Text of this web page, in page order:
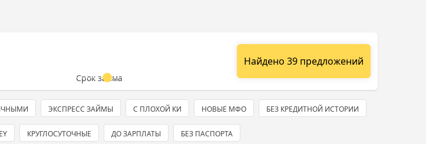
Срок займа
Найдено 39 предложений
ЭКСПРЕСС ЗАЙМЫ С ПЛОХОЙ КИ НОВЫЕ МФО БЕЗ КРЕДИТНОЙ ИСТОРИИ
КРУГЛОСУТОЧНЫЕ ДО ЗАРПЛАТЫ БЕЗ ПАСПОРТА